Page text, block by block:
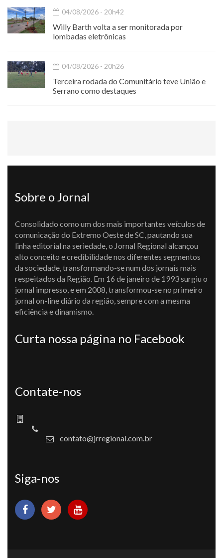
04/08/2026 - 20h42
Willy Barth volta a ser monitorada por
lombadas eletrônicas
04/08/2026 - 20h26
Terceira rodada do Comunitário teve União e
Serrano como destaques
Sobre o Jornal
Consolidado como um dos mais importantes veículos de
comunicação do Extremo Oeste de SC, pautando sua
linha editorial na seriedade, o Jornal Regional alcançou
alto conceito e credibilidade nos diferentes segmentos
da sociedade, transformando-se num dos jornais mais
respeitados da Região. Em 16 de janeiro de 1993 surgiu o
jornal impresso, e em 2008, transformou-se no primeiro
jornal on-line diário da região, sempre com a mesma
eficiência e dinamismo.
Curta nossa página no Facebook
Contate-nos
contato@jrregional.com.br
Siga-nos